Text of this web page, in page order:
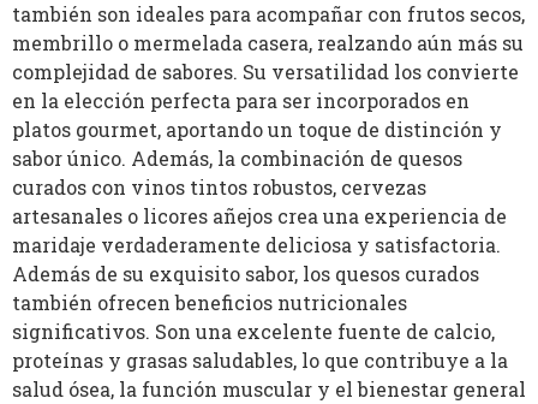
también son ideales para acompañar con frutos secos,
membrillo o mermelada casera, realzando aún más su
complejidad de sabores. Su versatilidad los convierte
en la elección perfecta para ser incorporados en
platos gourmet, aportando un toque de distinción y
sabor único. Además, la combinación de quesos
curados con vinos tintos robustos, cervezas
artesanales o licores añejos crea una experiencia de
maridaje verdaderamente deliciosa y satisfactoria.
Además de su exquisito sabor, los quesos curados
también ofrecen beneficios nutricionales
significativos. Son una excelente fuente de calcio,
proteínas y grasas saludables, lo que contribuye a la
salud ósea, la función muscular y el bienestar general